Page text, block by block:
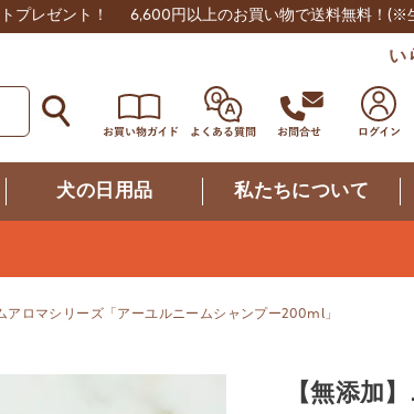
プレゼント！ 6,600円以上のお買い物で送料無料！ (※
い
犬の日用品 私たちについて
アロマシリーズ「アーユルニームシャンプー200ml」
【無添加